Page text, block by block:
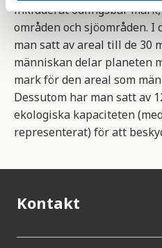
inkluderat odlingsbar
områden och sjöområden.
man satt av areal till de 30
människan delar planeten
mark för den areal som
Dessutom har man satt av
ekologiska kapaciteten
representerat) för att
Kontakt